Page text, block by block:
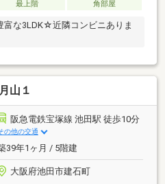
最上階 角部屋
富な3LDK☆近隣コンビニありま
山１
阪急電鉄宝塚線 池田駅 徒歩10分
の他の交通
39年1ヶ月 / 5階建
大阪府池田市建石町